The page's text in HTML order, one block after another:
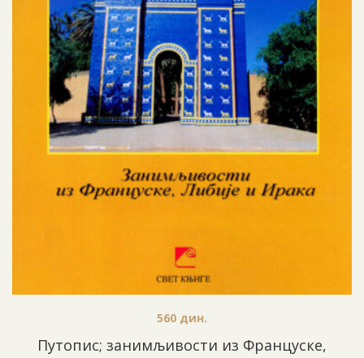
Путопис; занимљивости из Француске,
560 дин.